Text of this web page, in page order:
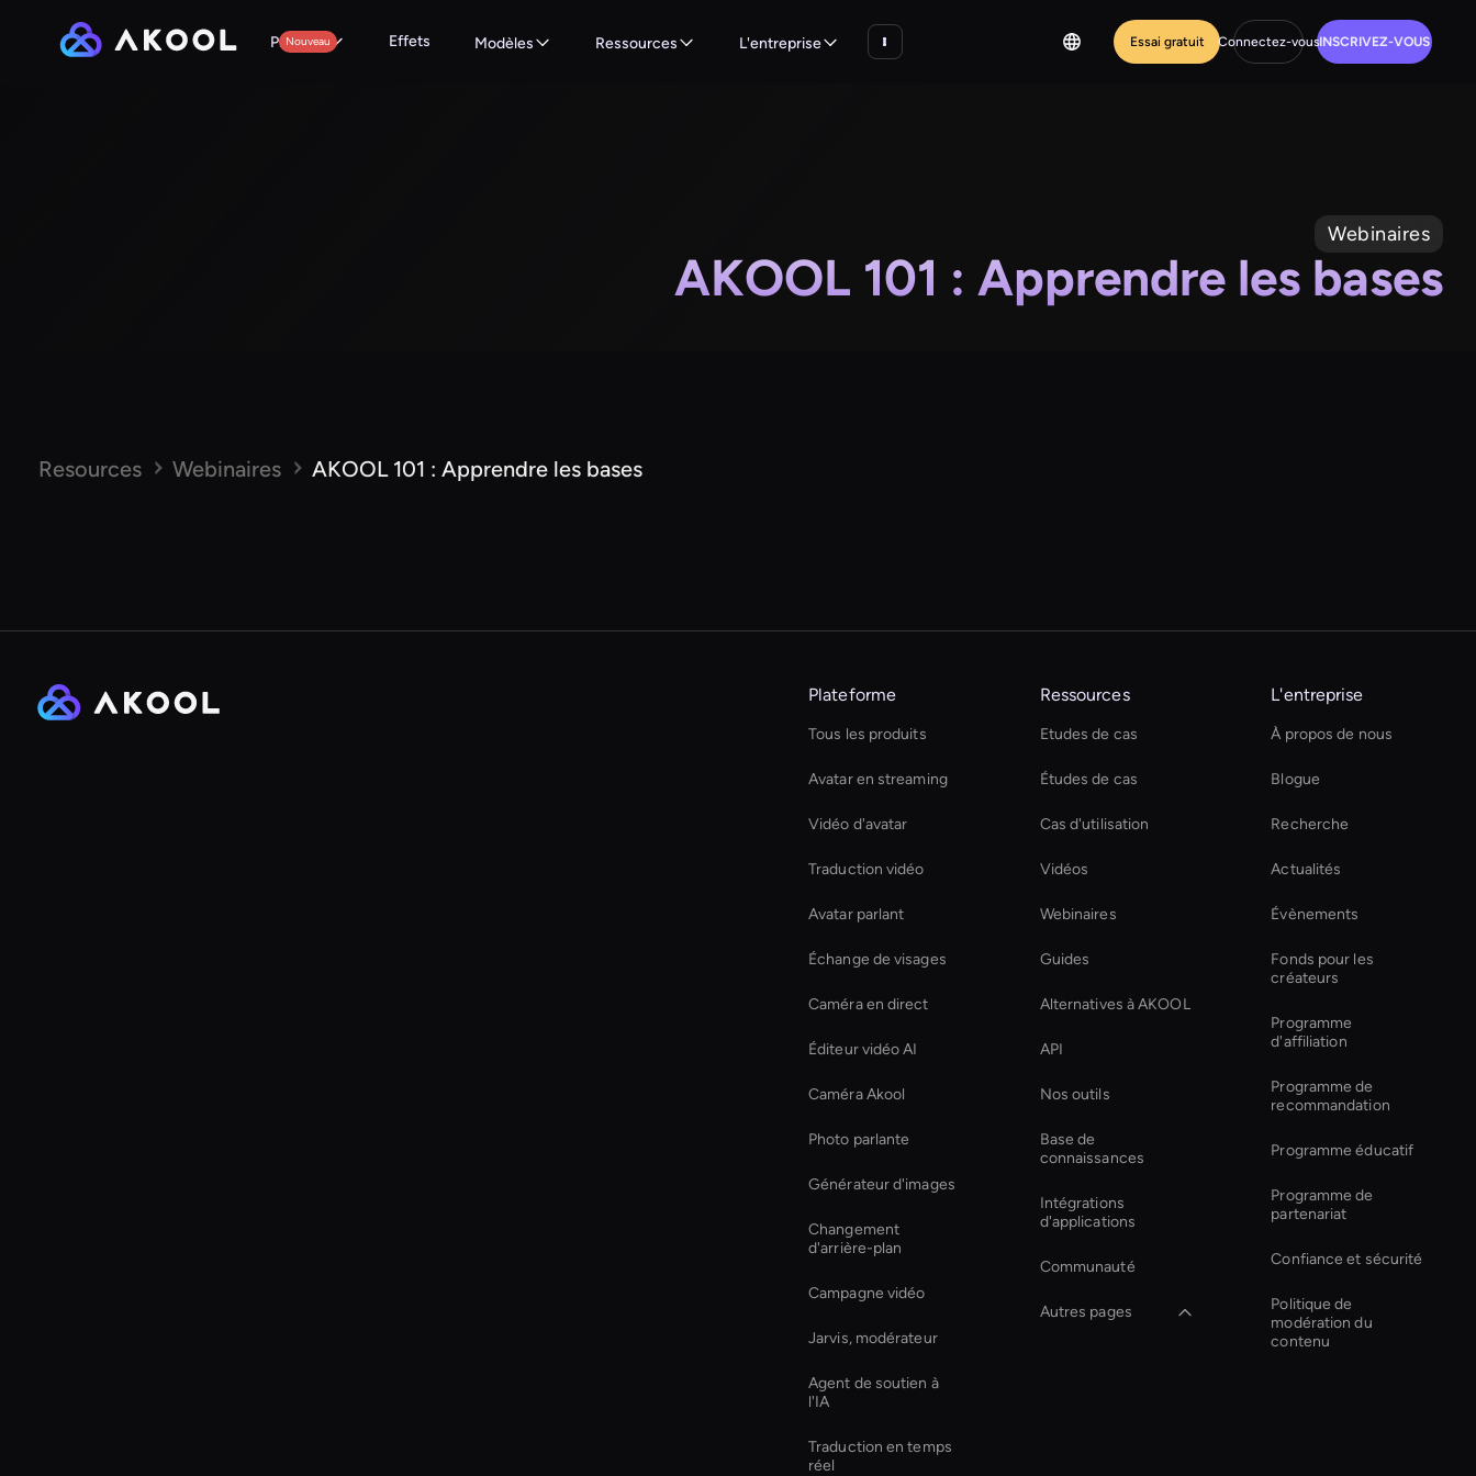
Produits
Nouveau Effets Modèles Ressources L'entreprise Essai gratuit Connectez-vousINSCRIVEZ-VOUS
Webinaires
AKOOL 101 : Apprendre les bases
Resources Webinaires AKOOL 101 : Apprendre les bases
Plateforme
Tous les produits
Avatar en streaming
Vidéo d'avatar
Traduction vidéo
Avatar parlant
Échange de visages
Caméra en direct
Éditeur vidéo AI
Caméra Akool
Photo parlante
Générateur d'images
Changement
d'arrière-plan
Campagne vidéo
Jarvis, modérateur
Agent de soutien à
l'IA
Traduction en temps
réel
Ressources
Etudes de cas
Études de cas
Cas d'utilisation
Vidéos
Webinaires
Guides
Alternatives à AKOOL
API
Nos outils
Base de
connaissances
Intégrations
d'applications
Communauté
Autres pages
L'entreprise
À propos de nous
Blogue
Recherche
Actualités
Évènements
Fonds pour les
créateurs
Programme
d'affiliation
Programme de
recommandation
Programme éducatif
Programme de
partenariat
Confiance et sécurité
Politique de
modération du
contenu